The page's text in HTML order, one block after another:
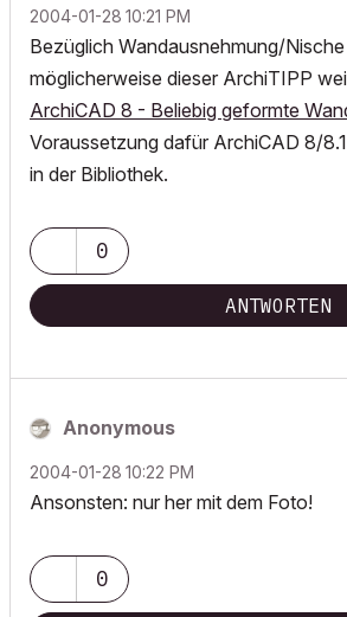
‎2004-01-28 10:21 PM
Bezüglich Wandausnehmung/
möglicherweise dieser ArchiTIPP
ArchiCAD 8 - Beliebig geformte
Voraussetzung dafür ArchiCAD 8/
in der Bibliothek.
0
ANTWORTEN
Anonymous
‎2004-01-28 10:22 PM
Ansonsten: nur her mit dem Foto!
0